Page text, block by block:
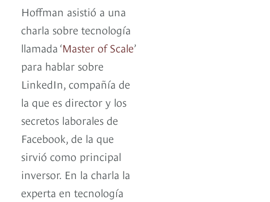
Hoffman asistió a una
charla sobre tecnología
llamada ‘Master of Scale’
para hablar sobre
LinkedIn, compañía de
la que es director y los
secretos laborales de
Facebook, de la que
sirvió como principal
inversor. En la charla la
experta en tecnología